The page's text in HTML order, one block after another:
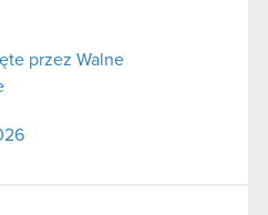
przez Walne